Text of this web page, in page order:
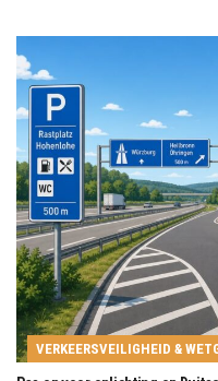
VERKEERSVEILIGHEID &